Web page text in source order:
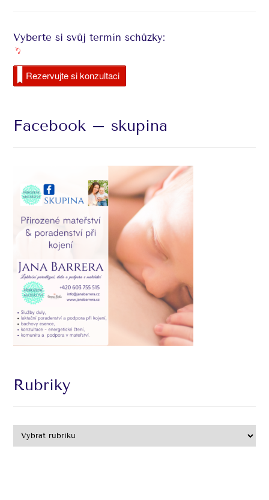
Vyberte si svůj termín schůzky:
Rezervujte si konzultaci
Facebook – skupina
Rubriky